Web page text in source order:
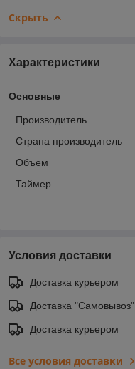
Скрыть
Характеристики
Основные
Производитель
Страна производитель
Объем
Таймер
Условия доставки
Доставка курьером
Доставка "Самовывоз"
Доставка курьером
Все условия доставки